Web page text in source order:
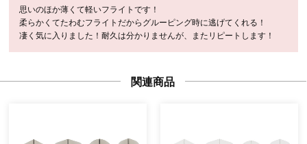
思いのほか薄くて軽いフライトです！
柔らかくてたわむフライトだからグルーピング時に逃げてくれる！
凄く気に入りました！耐久は分かりませんが、またリピートします！
関連商品